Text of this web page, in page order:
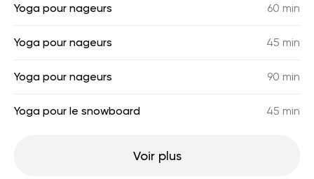
Yoga pour nageurs 60 min
Yoga pour nageurs 45 min
Yoga pour nageurs 90 min
Yoga pour le snowboard 45 min
Voir plus